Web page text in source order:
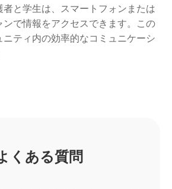
者と学生は、スマートフォンまたは
ンで情報をアクセスできます。この
ティ内の効率的なコミュニケーシ
くある質問